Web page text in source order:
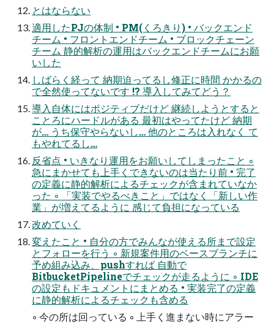
とはならない
適用したPJの体制 • PM(くろきり) • バックエンド
チーム • フロントエンドチーム • ブロックチェーン
チーム 静的解析の運用はバックエンドチームにお願
いした
しばらく経って 納期迫ってるし修正に時間 かかるの
で全然使ってないです !? 導入してみてどう？
導入自体にはポジティブだけど 継続しようとすると
ことろにハードルがある 最初はやってたけど 納期
が… うち保守やらないし… 他のところは入れなく て
もやれてるし…
反省点 • いきなり運用をお願いしてしまったこと ◦
急にまかせても上手くできないのは当たり前 • 完了
の定義に静的解析によるチェックが含まれていなか
った ◦ 「実装でやるべきこと」ではなく「新しい作
業」が増えてるように 感じて負担になっている
改めていく
変えたこと • 自分の方でみんなが使える所まで設定
とフォローを行う ◦ 新規案件用のベースブランチに
予め組み込み、pushすれば 自動で
BitbucketPipelineでチェックが走るように ◦ IDE
の設定もドキュメントにまとめる • 実装完了の定義
に静的解析によるチェックも含める
◦ 今の所は回っている ◦ 上手く進まない時にアラー